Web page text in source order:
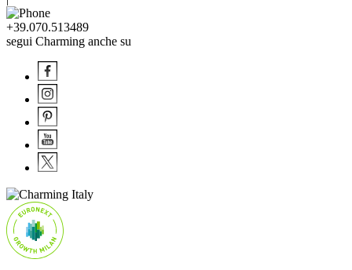
+39.070.513489
segui Charming anche su